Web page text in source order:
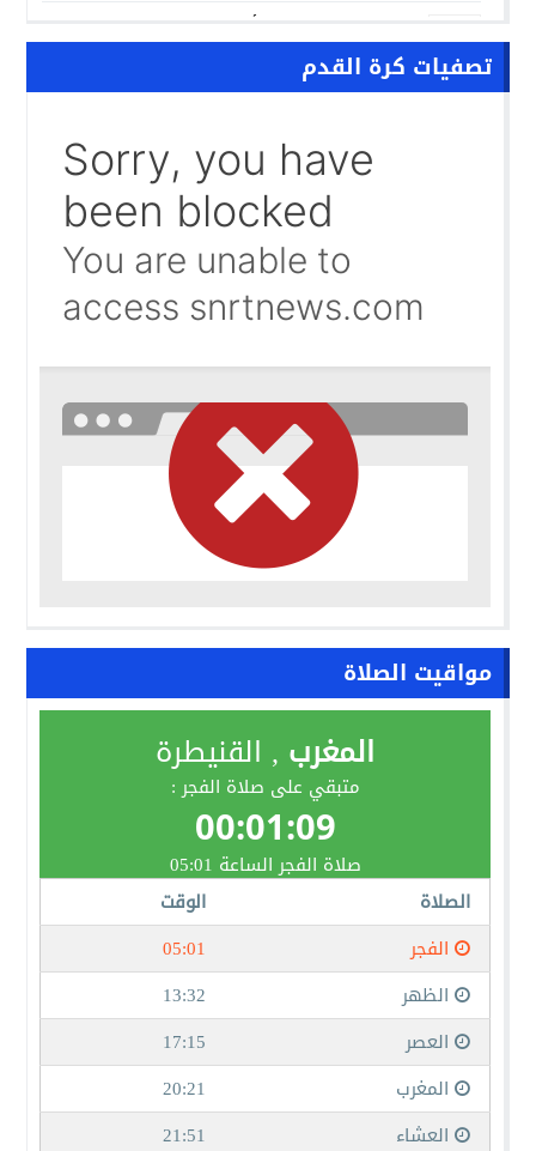
10:13 الاتفاق الفلاحي المغربي الأوروبي يدخل مرحلة الحسم..
حرب الظل الرقمية.. اتهامات للجزائر بتسخير جيوش
واشنطن تفتح ملف المينورسو من العيون..
غضب تونسي في وجه تبون.. رسالة نارية ترفض «الوصاية
تصفيات كرة القدم
مواقيت الصلاة